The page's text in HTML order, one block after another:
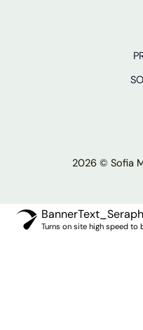
2026 © Sofia
Turns on site high speed to